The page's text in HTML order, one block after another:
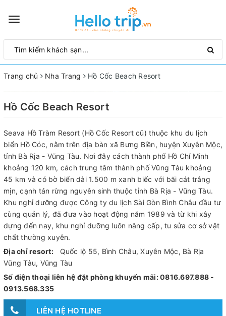
Toggle
Trang chủ Nha Trang Hồ Cốc Beach Resort
Hồ Cốc Beach Resort
Seava Hồ Tràm Resort (Hồ Cốc Resort cũ) thuộc khu du lịch
biển Hồ Cóc, nằm trên địa bàn xã Bưng Biền, huyện Xuyên Mộc,
tỉnh Bà Rịa - Vũng Tàu. Nơi đây cách thành phố Hồ Chí Minh
khoảng 120 km, cách trung tâm thành phố Vũng Tàu khoảng
45 km và có bờ biển dài 1.500 m xanh biếc với bãi cát trắng
mịn, cạnh tán rừng nguyên sinh thuộc tỉnh Bà Rịa - Vũng Tàu.
Khu nghỉ dưỡng được Công ty du lịch Sài Gòn Bình Châu đầu tư
cùng quản lý, đã đưa vào hoạt động năm 1989 và từ khi xây
dựng đến nay, khu nghỉ dưỡng luôn nâng cấp, tu sửa cơ sở vật
chất thường xuyên.
Địa chỉ resort:Quốc lộ 55, Bình Châu, Xuyên Mộc, Bà Rịa
Vũng Tàu, Vũng Tàu
Số điện thoại liên hệ đặt phòng khuyến mãi: 0816.697.888 -
0913.568.335
LIÊN HỆ HOTLINE